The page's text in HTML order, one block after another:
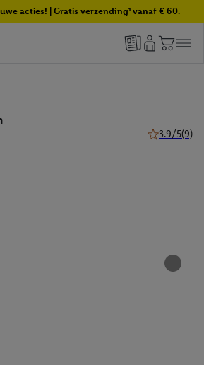
acties! | Gratis verzending¹ vanaf € 60.
3.9/5(9)